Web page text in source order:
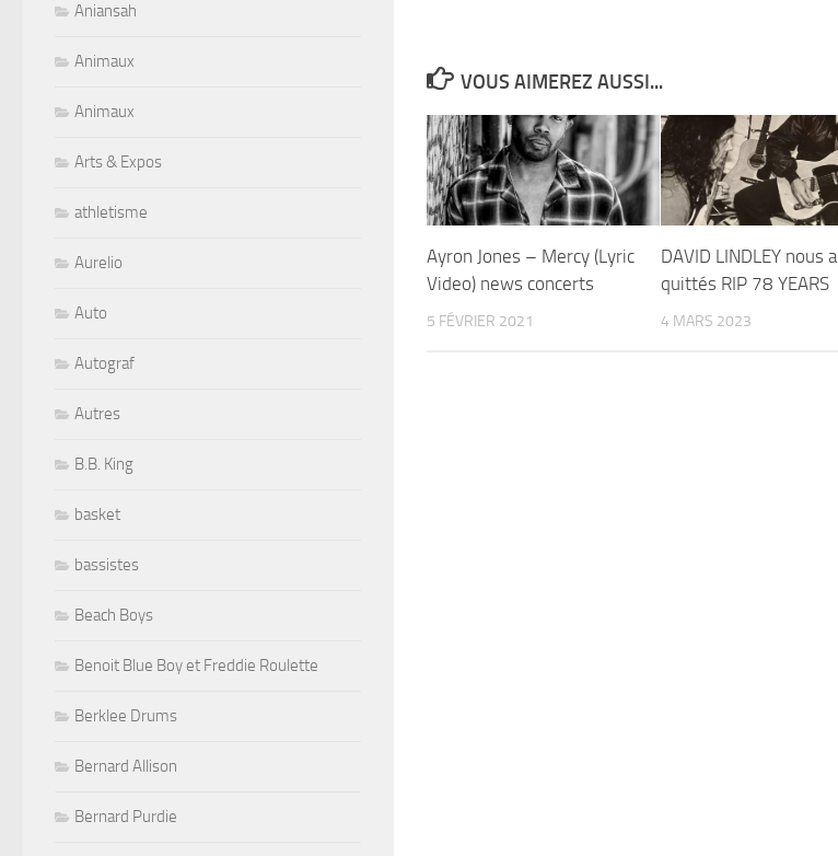
VOUS AIMEREZ AUSSI...
Ayron Jones – Mercy (Lyric
Video) news concerts
5 FÉVRIER 2021
DAVID LINDLEY nous a
quittés RIP 78 YEARS
4 MARS 2023
Aniansah
Animaux
Animaux
Arts & Expos
athletisme
Aurelio
Auto
Autograf
Autres
B.B. King
basket
bassistes
Beach Boys
Benoit Blue Boy et Freddie Roulette
Berklee Drums
Bernard Allison
Bernard Purdie